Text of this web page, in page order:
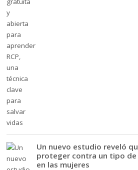
Un nuevo estudio reveló
proteger contra un tipo de
en las mujeres